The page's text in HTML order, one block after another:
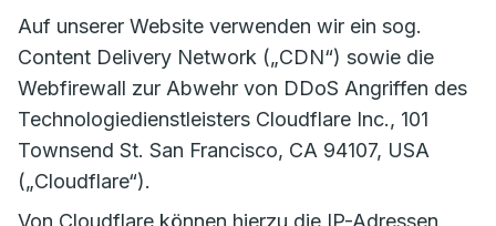
Auf unserer Website verwenden wir ein sog.
Content Delivery Network („CDN“) sowie die
Webfirewall zur Abwehr von DDoS Angriffen des
Technologiedienstleisters Cloudflare Inc., 101
Townsend St. San Francisco, CA 94107, USA
(„Cloudflare“).
Von Cloudflare können hierzu die IP-Adressen,